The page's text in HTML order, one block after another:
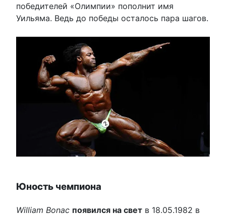
победителей «Олимпии» пополнит имя
Уильяма. Ведь до победы осталось пара шагов.
Юность чемпиона
William Bonac появился на свет в 18.05.1982 в